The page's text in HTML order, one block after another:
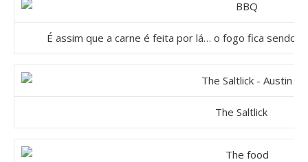
É assim que a carne é feita por lá… o fogo fica sendo
The Saltlick